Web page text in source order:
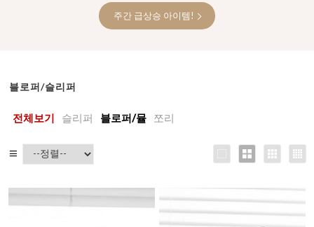
주간 급상승 아이템!
블로퍼/슬리퍼
전체보기 슬리퍼 블로퍼/뮬 쪼리